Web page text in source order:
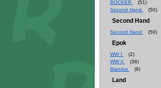
BÖCKER
(51)
Second Hand
(50)
Second Hand
Second Hand (50)
Epok
WW I
(2)
WW II
(38)
Blandat
(9)
Land